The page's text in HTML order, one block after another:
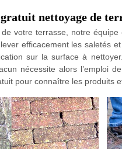
nettoyage de
votre terrasse, notre
efficacement les saletés
sur la surface à
nécessite alors l’emploi
pour connaître les produits